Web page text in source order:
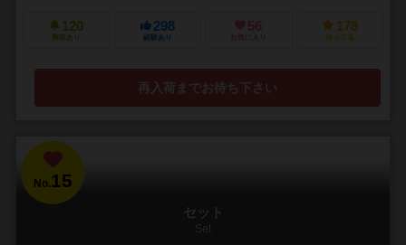
120
興味あり
298
経験あり
56
お気に入り
178
持ってる
再入荷までお待ち下さい
No.15
セット
Set